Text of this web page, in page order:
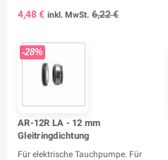
4,48 € inkl. MwSt. 6,22 €
-28%
AR-12R LA - 12 mm
Gleitringdichtung
Für elektrische Tauchpumpe. Für